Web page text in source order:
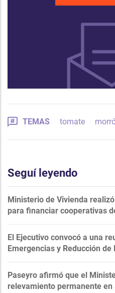
TEMAS tomate
Seguí leyendo
Ministerio de Vivienda
para financiar cooperativas
El Ejecutivo convocó a una
Emergencias y Reducción de
Paseyro afirmó que el
relevamiento permanente